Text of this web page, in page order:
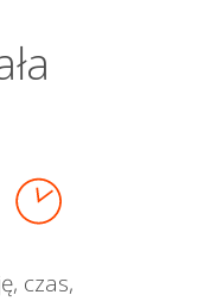
czas,